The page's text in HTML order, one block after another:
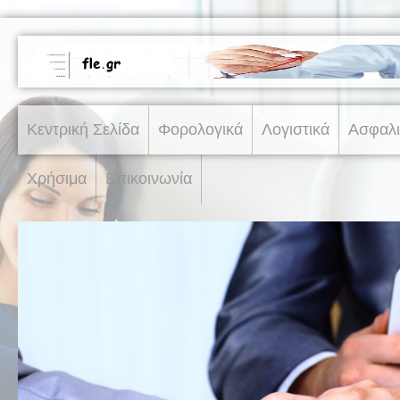
Κεντρική Σελίδα Φορολογικά Λογιστικά
Χρήσιμα Επικοινωνία